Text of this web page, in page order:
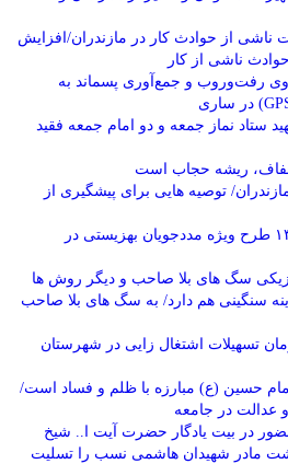
تلفات ناشی از حوادث كار در مازندران/افزایش
خودروی رفت‌وروب و جمع‌آوری پسماند به
یادواره ۱۲ شهید ستاد نماز جمعه و دو امام جمعه فقید
ریشه حجاب است
در مازندران/ توصيه هايی برای پيشگيری از
بهره برداری بیش از ۱۳۰ طرح ویژه مددجویان بهزیستی در
سگ های بلا صاحب و دیگر روش ها
سنگینی هم دارد/ به سگ های بلا صاحب
میلیون تومان تسهیلات اشتغال زایی در شهرستان
حسین (ع) مبارزه با ظلم و فساد است/
در جامعه
حضور در بیت یادگار حضرت آیت ا.. شیخ
مادر شهیدان هاشمی نسب را تسلیت